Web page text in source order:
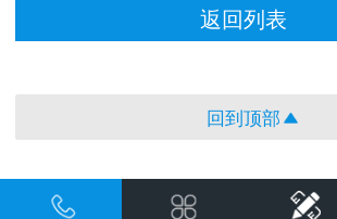
返回列表
回到顶部